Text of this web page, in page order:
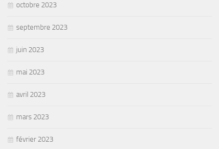
octobre 2023
septembre 2023
juin 2023
mai 2023
avril 2023
mars 2023
février 2023